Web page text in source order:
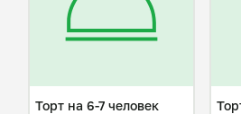
Торт на 6-7 человек